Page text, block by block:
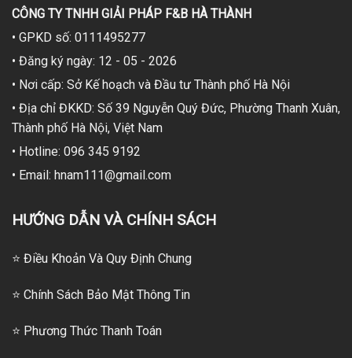
CÔNG TY TNHH GIẢI PHÁP F&B HÀ THÀNH
• GPKD số: 0111495277
• Đăng ký ngày: 12 - 05 - 2026
• Nơi cấp: Sở Kế hoạch và Đầu tư Thành phố Hà Nội
• Địa chỉ ĐKKD: Số 39 Nguyễn Quý Đức, Phường Thanh Xuân,
Thành phố Hà Nội, Việt Nam
• Hotline: 096 345 9192
• Email: hnam111@gmail.com
HƯỚNG DẪN VÀ CHÍNH SÁCH
⭐ Điều Khoản Và Quy Định Chung
⭐ Chính Sách Bảo Mật Thông Tin
⭐ Phương Thức Thanh Toán